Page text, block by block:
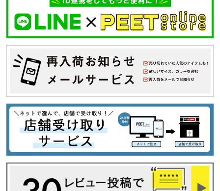
キーワードから探す
search
価格から探す
円
カテゴリ
S
M
L